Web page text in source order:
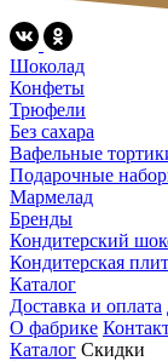
Шоколад
Конфеты
Трюфели
Без сахара
Вафельные
Подарочные
Мармелад
Бренды
Кондитерский
Кондитерская
Каталог
Доставка и оплата
О фабрике
Каталог Скидки